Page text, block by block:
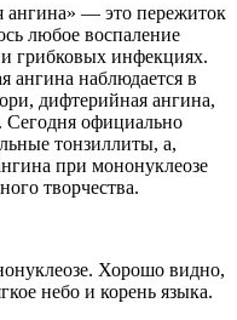
ангина» — это пережиток
любое воспаление
грибковых инфекциях.
ангина наблюдается в
дифтерийная ангина,
Сегодня официально
тонзиллиты, а,
при мононуклеозе
творчества.
Хорошо видно,
небо и корень языка.